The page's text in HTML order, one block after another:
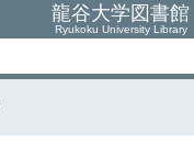
龍谷大学図書館
Ryukoku University Library